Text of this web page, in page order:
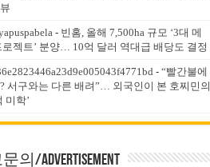
- 빈홈, 올해 7,500ha 규모 ‘3대 메
로젝트’ 분양… 10억 달러 역대급 배당도 결정
- “빨간불에
서구와는 다른 배려”… 외국인이 본 호찌민의
미학’
의/Advertisement